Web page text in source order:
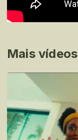
Mais vídeos